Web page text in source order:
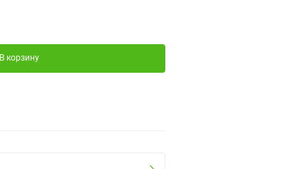
В корзину